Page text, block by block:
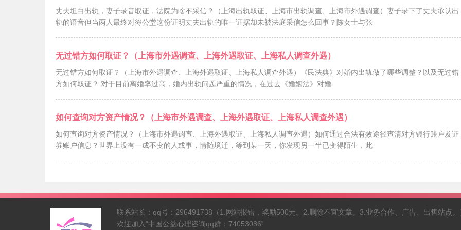
丈夫坦白出轨，妻子录音取证，法院为啥不采信？（上海出轨取证、上海市出轨调查、上海市外遇调查）妻子录下了丈夫承认出
轨的语音但当两人最终对簿公堂这份证明丈夫出轨的唯一证据却未被法庭采信怎么回事？陈女士与张
无过错方如何取证？（上海市外遇调查、上海外遇取证、上海私人调查外遇）
无过错方如何取证？（上海市外遇调查、上海外遇取证、上海私人调查外遇）《民法典》对婚内出轨做了哪些调整？以及无过错
方如何取证？ 对于目前离婚率过高，婚内出轨问题严重的情况，在过去《婚姻法》对婚
如何查询对方资产情况？（上海市外遇调查、上海外遇取证、上海私人调查外遇）
如何查询对方资产情况？（上海市外遇调查、上海外遇取证、上海私人调查外遇）如何通过合法有效途径查清对方银行账户及证
券账户信息？世界上没有一成不变的人或事，情随境迁，等到某一天，你发现另一半已变得陌生，此
联系站长：qq号：296491738（1.网站报错，奖励500元。2.删除不宜文章。3.业务合作、广告、出售站点。
欢迎加入“中国公益心理咨询qq群：74053086”